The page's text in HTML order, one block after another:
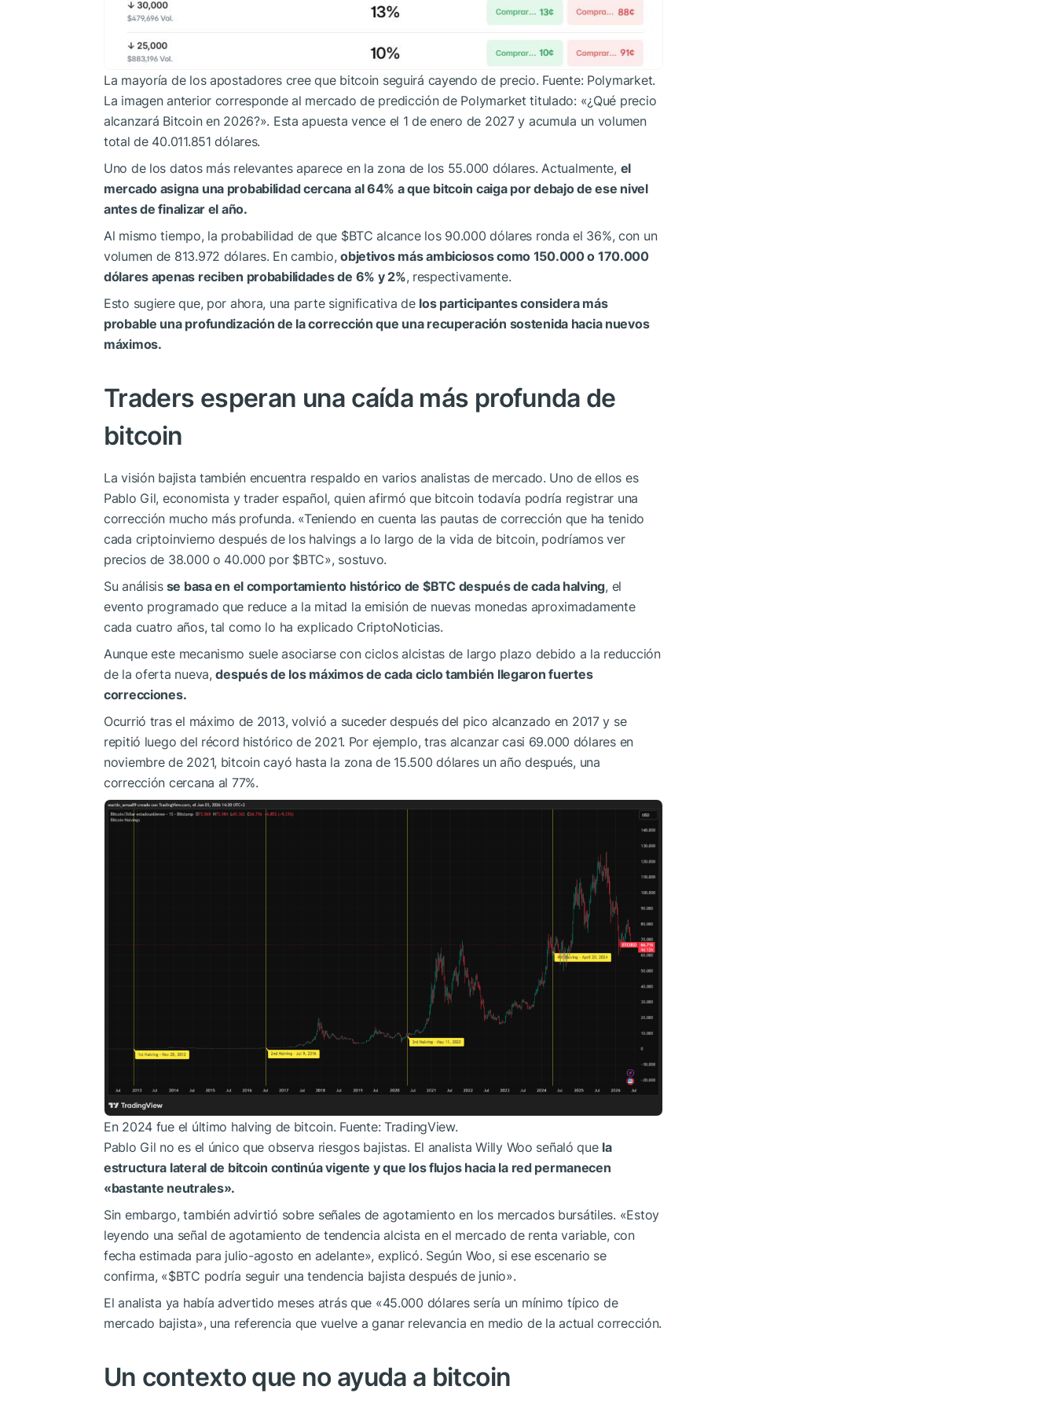
La mayoría de los apostadores cree que bitcoin seguirá cayendo de precio. Fuente: Polymarket.
La imagen anterior corresponde al mercado de predicción de Polymarket titulado: «¿Qué precio
alcanzará Bitcoin en 2026?». Esta apuesta vence el 1 de enero de 2027 y acumula un volumen
total de 40.011.851 dólares.
Uno de los datos más relevantes aparece en la zona de los 55.000 dólares. Actualmente, el
mercado asigna una probabilidad cercana al 64% a que bitcoin caiga por debajo de ese nivel
antes de finalizar el año.
Al mismo tiempo, la probabilidad de que $BTC alcance los 90.000 dólares ronda el 36%, con un
volumen de 813.972 dólares. En cambio,objetivos más ambiciosos como 150.000 o 170.000
dólares apenas reciben probabilidades de 6% y 2%, respectivamente.
Esto sugiere que, por ahora, una parte significativa de los participantes considera más
probable una profundización de la corrección que una recuperación sostenida hacia nuevos
máximos.
Traders esperan una caída más profunda de
bitcoin
La visión bajista también encuentra respaldo en varios analistas de mercado. Uno de ellos es
Pablo Gil, economista y trader español, quien afirmó que bitcoin todavía podría registrar una
corrección mucho más profunda. «Teniendo en cuenta las pautas de corrección que ha tenido
cada criptoinvierno después de los halvings a lo largo de la vida de bitcoin, podríamos ver
precios de 38.000 o 40.000 por $BTC», sostuvo.
Su análisisse basa en el comportamiento histórico de $BTCdespués de cada halving, el
evento programado que reduce a la mitad la emisión de nuevas monedas aproximadamente
cada cuatro años, tal como lo ha explicado CriptoNoticias.
Aunque este mecanismo suele asociarse con ciclos alcistas de largo plazo debido a la reducción
de la oferta nueva,después de los máximos de cada ciclo también llegaron fuertes
correcciones.
Ocurrió tras el máximo de 2013, volvió a suceder después del pico alcanzado en 2017 y se
repitió luego del récord histórico de 2021. Por ejemplo, tras alcanzar casi 69.000 dólares en
noviembre de 2021, bitcoin cayó hasta la zona de 15.500 dólares un año después, una
corrección cercana al 77%.
En 2024 fue el último halving de bitcoin. Fuente: TradingView.
Pablo Gil no es el único que observa riesgos bajistas. El analista Willy Woo señaló que la
estructura lateral de bitcoin continúa vigente y que los flujos hacia la red permanecen
«bastante neutrales».
Sin embargo, también advirtió sobre señales de agotamiento en los mercados bursátiles. «Estoy
leyendo una señal de agotamiento de tendencia alcista en el mercado de renta variable, con
fecha estimada para julio-agosto en adelante», explicó. Según Woo, si ese escenario se
confirma, «$BTC podría seguir una tendencia bajista después de junio».
El analista ya había advertido meses atrás que «45.000 dólares sería un mínimo típico de
mercado bajista», una referencia que vuelve a ganar relevancia en medio de la actual corrección.
Un contexto que no ayuda a bitcoin